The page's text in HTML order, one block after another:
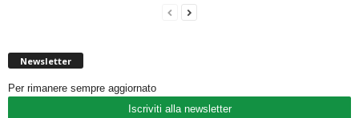
Newsletter
Per rimanere sempre aggiornato
Iscriviti alla newsletter